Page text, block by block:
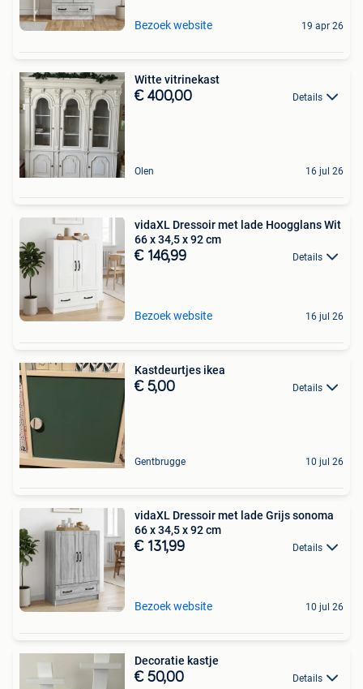
Bezoek website 19 apr 26
Witte vitrinekast
€ 400,00 Details
Olen 16 jul 26
vidaXL Dressoir met lade Hoogglans Wit
66 x 34,5 x 92 cm
€ 146,99 Details
Bezoek website 16 jul 26
Kastdeurtjes ikea
€ 5,00 Details
Gentbrugge 10 jul 26
vidaXL Dressoir met lade Grijs sonoma
66 x 34,5 x 92 cm
€ 131,99 Details
Bezoek website 10 jul 26
Decoratie kastje
€ 50,00 Details